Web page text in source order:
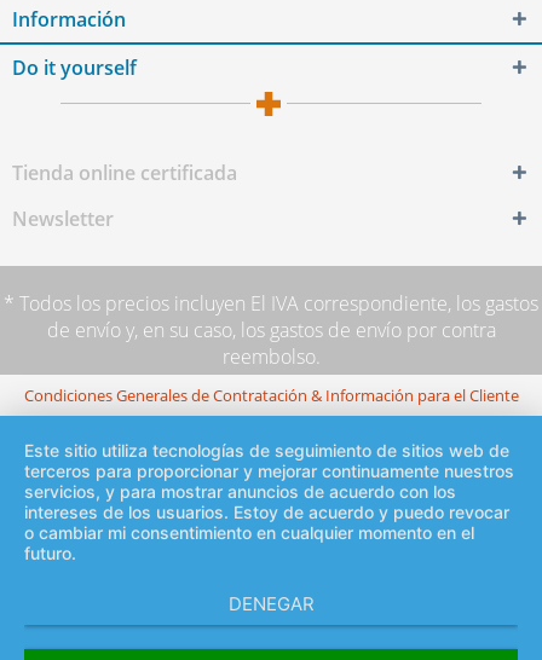
Información
Do it yourself
Tienda online certificada
Newsletter
* Todos los precios incluyen El IVA correspondiente, los gastos
de envíoy, en su caso, los gastos de envío por contra
reembolso.
Condiciones Generales de Contratación & Información para el Cliente
Este sitio utiliza tecnologías de seguimiento de sitios web de
terceros para proporcionar y mejorar continuamente nuestros
servicios, y para mostrar anuncios de acuerdo con los
intereses de los usuarios. Estoy de acuerdo y puedo revocar
o cambiar mi consentimiento en cualquier momento en el
futuro.
DENEGAR